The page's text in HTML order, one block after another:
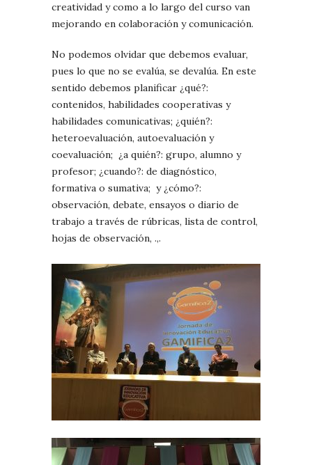
creatividad y como a lo largo del curso van
mejorando en colaboración y comunicación.
No podemos olvidar que debemos evaluar,
pues lo que no se evalúa, se devalúa. En este
sentido debemos planificar ¿qué?:
contenidos, habilidades cooperativas y
habilidades comunicativas; ¿quién?:
heteroevaluación, autoevaluación y
coevaluación; ¿a quién?: grupo, alumno y
profesor; ¿cuando?: de diagnóstico,
formativa o sumativa; y ¿cómo?:
observación, debate, ensayos o diario de
trabajo a través de rúbricas, lista de control,
hojas de observación, .,.